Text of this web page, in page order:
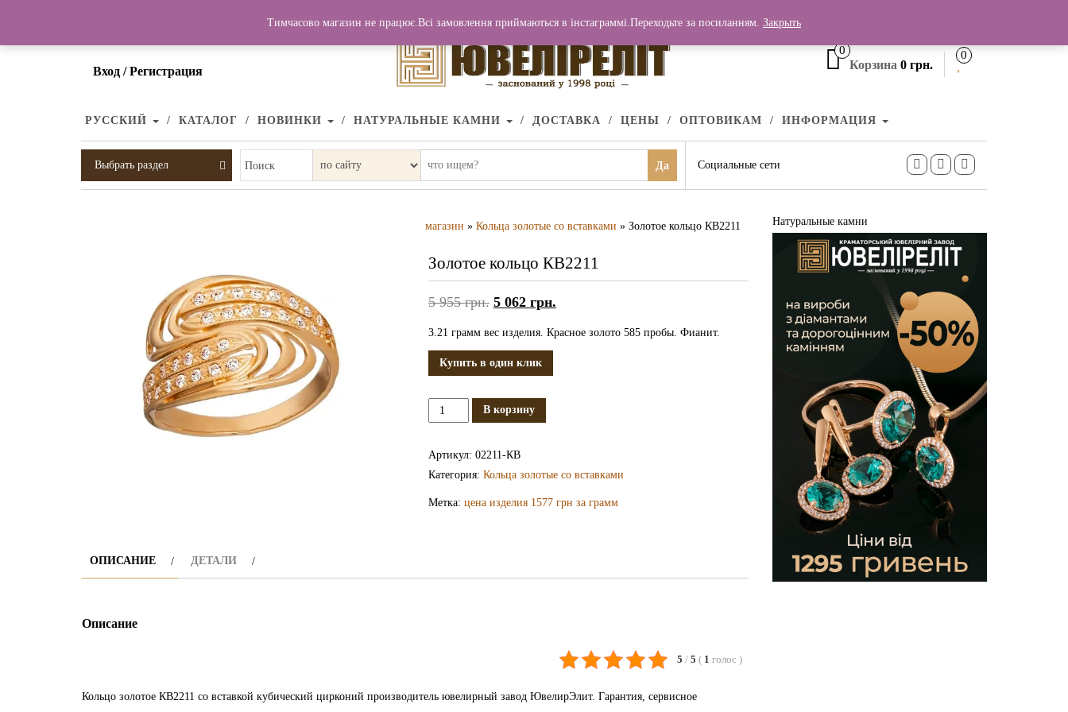
Вход / Регистрация
0
Корзина 0 грн.
0
РУССКИЙ КАТАЛОГ НОВИНКИ НАТУРАЛЬНЫЕ КАМНИ ДОСТАВКА ЦЕНЫ ОПТОВИКАМ ИНФОРМАЦИЯ
Выбрать раздел Поиск Да Социальные сети
магазин » Кольца золотые со вставками » Золотое кольцо КВ2211
Золотое кольцо КВ2211
5 955грн. 5 062 грн.
3.21 грамм вес изделия. Красное золото 585 пробы. Фианит.
Купить в один клик
Количество
Золотое
В корзину
Артикул: 02211-КВ
Категория: Кольца золотые со вставками
Метка: цена изделия 1577 грн за грамм
ОПИСАНИЕ ДЕТАЛИ
Описание
5 / 5 ( 1 голос )
Кольцо золотое КВ2211 со вставкой кубический цирконий производитель ювелирный завод ЮвелирЭлит. Гарантия, сервисное
Натуральные камни
Тимчасово магазин не працює.Всі замовлення приймаються в інстаграммі.Переходьте за посиланням. Закрыть